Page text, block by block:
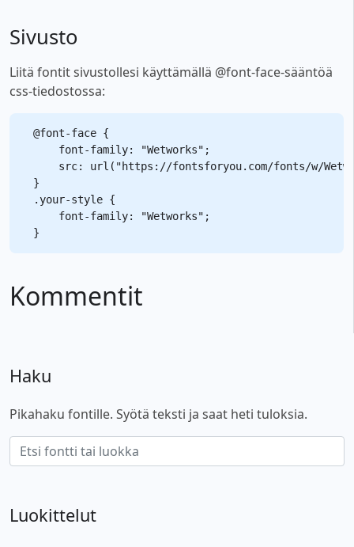
Sivusto
Liitä fontit sivustollesi käyttämällä @font-face-sääntöä
css-tiedostossa:
@font-face {
    font-family: "Wetworks";
src: url("https://fontsforyou.com/fonts/w/
}
.your-style {
    font-family: "Wetworks";
Kommentit
Haku
Pikahaku fontille. Syötä teksti ja saat heti tuloksia.
Luokittelut